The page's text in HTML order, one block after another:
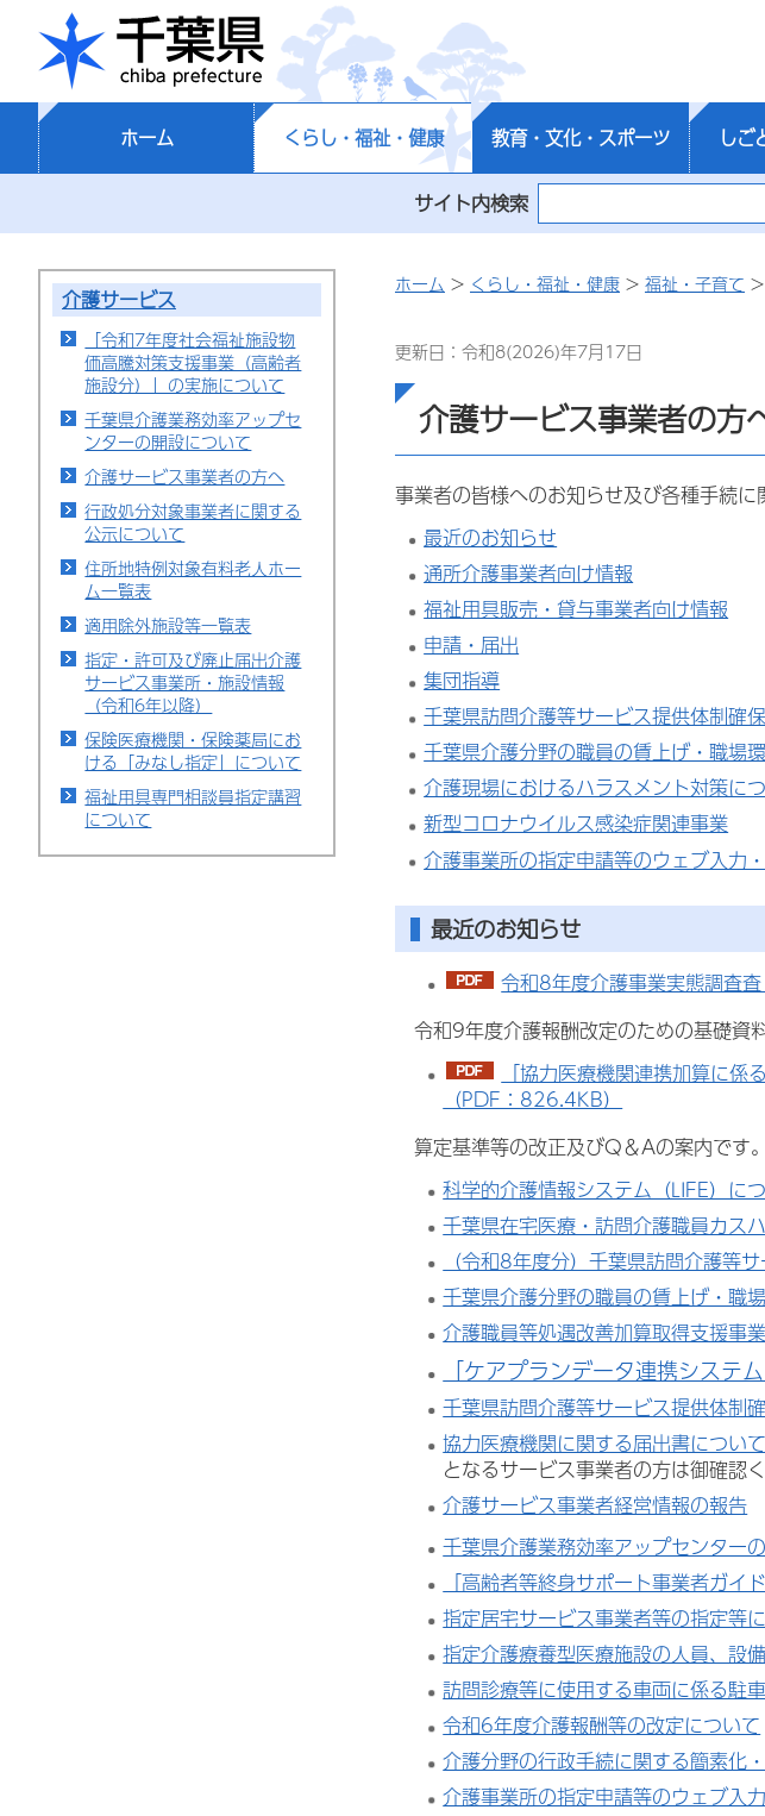
千葉県
ホーム くらし・福祉・健康 教育・文化・スポーツ しご
サイト内検索
介護サービス
「令和7年度社会福祉施設物
価高騰対策支援事業（高齢者
施設分）」の実施について
千葉県介護業務効率アップセ
ンターの開設について
介護サービス事業者の方へ
行政処分対象事業者に関する
公示について
住所地特例対象有料老人ホー
ム一覧表
適用除外施設等一覧表
指定・許可及び廃止届出介護
サービス事業所・施設情報
（令和6年以降）
保険医療機関・保険薬局にお
ける「みなし指定」について
福祉用具専門相談員指定講習
について
ホーム > くらし・福祉・健康 > 福祉・子育て >
更新日：令和8(2026)年7月17日
介護サービス事業者の方
事業者の皆様へのお知らせ及び各種手続に
最近のお知らせ
通所介護事業者向け情報
福祉用具販売・貸与事業者向け情報
申請・届出
集団指導
千葉県訪問介護等サービス提供体制確
千葉県介護分野の職員の賃上げ・職場
介護現場におけるハラスメント対策に
新型コロナウイルス感染症関連事業
介護事業所の指定申請等のウェブ入力
最近のお知らせ
令和8年度介護事業実態調査
令和9年度介護報酬改定のための基礎資
「協力医療機関連携加算に
（PDF：826.4KB）
算定基準等の改正及びQ＆Aの案内です。
科学的介護情報システム（LIFE）に
千葉県在宅医療・訪問介護職員カス
（令和8年度分）千葉県訪問介護等
千葉県介護分野の職員の賃上げ・職
介護職員等処遇改善加算取得支援事
「ケアプランデータ連携システ
千葉県訪問介護等サービス提供体制
協力医療機関に関する届出書について
となるサービス事業者の方は御確認く
介護サービス事業者経営情報の報告
千葉県介護業務効率アップセンター
「高齢者等終身サポート事業者ガイ
指定居宅サービス事業者等の指定等
指定介護療養型医療施設の人員、設
訪問診療等に使用する車両に係る駐
令和6年度介護報酬等の改定について
介護分野の行政手続に関する簡素化
介護事業所の指定申請等のウェブ入